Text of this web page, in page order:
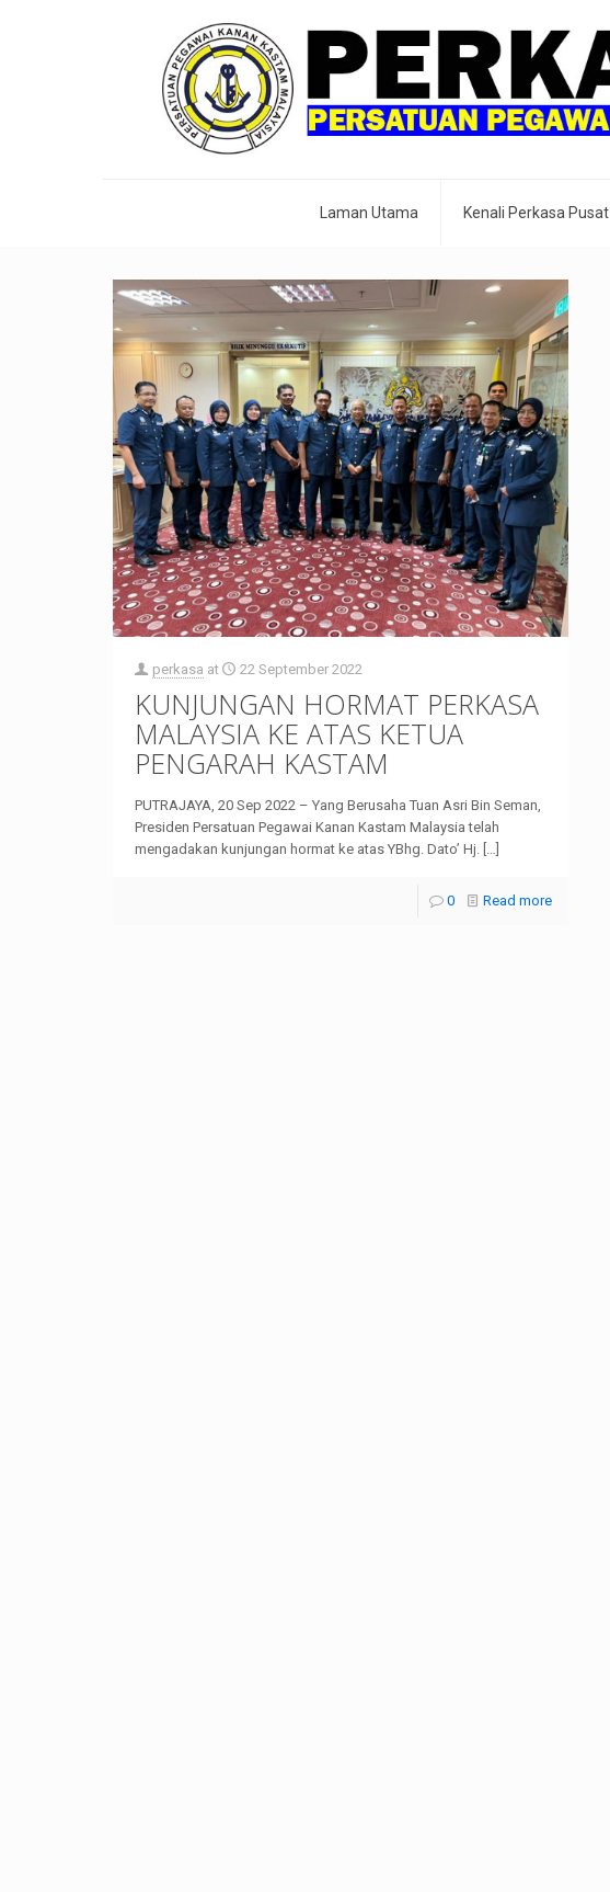
Laman Utama Kenali Perkasa Pusat
perkasa at 22 September 2022
KUNJUNGAN HORMAT PERKASA
MALAYSIA KE ATAS KETUA
PENGARAH KASTAM
PUTRAJAYA, 20 Sep 2022 – Yang Berusaha Tuan Asri Bin Seman,
Presiden Persatuan Pegawai Kanan Kastam Malaysia telah
mengadakan kunjungan hormat ke atas YBhg. Dato’ Hj.
0 Read more